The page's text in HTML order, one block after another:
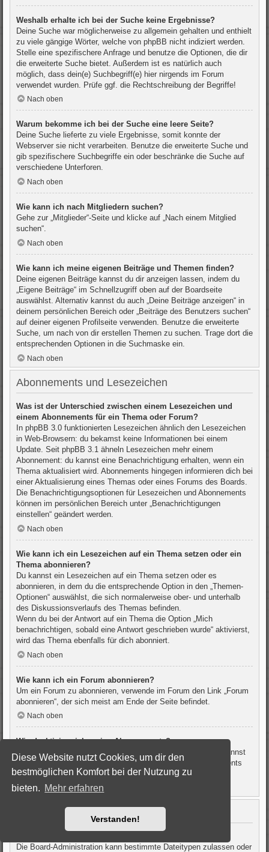
Diese Website nutzt Cookies, um dir den
bestmöglichen Komfort bei der Nutzung zu
bieten. Mehr erfahren
Verstanden!
Weshalb erhalte ich bei der Suche keine Ergebnisse?
Deine Suche war möglicherweise zu allgemein gehalten und enthielt
zu viele gängige Wörter, welche von phpBB nicht indiziert werden.
Stelle eine spezifischere Anfrage und benutze die Optionen, die dir
die erweiterte Suche bietet. Außerdem ist es natürlich auch
möglich, dass dein(e) Suchbegriff(e) hier nirgends im Forum
verwendet wurden. Prüfe ggf. die Rechtschreibung der Begriffe!
Nach oben
Warum bekomme ich bei der Suche eine leere Seite?
Deine Suche lieferte zu viele Ergebnisse, somit konnte der
Webserver sie nicht verarbeiten. Benutze die erweiterte Suche und
gib spezifischere Suchbegriffe ein oder beschränke die Suche auf
verschiedene Unterforen.
Nach oben
Wie kann ich nach Mitgliedern suchen?
Gehe zur „Mitglieder“-Seite und klicke auf „Nach einem Mitglied
suchen“.
Nach oben
Wie kann ich meine eigenen Beiträge und Themen finden?
Deine eigenen Beiträge kannst du dir anzeigen lassen, indem du
„Eigene Beiträge“ im Schnellzugriff oben auf der Boardseite
auswählst. Alternativ kannst du auch „Deine Beiträge anzeigen“ in
deinem persönlichen Bereich oder „Beiträge des Benutzers suchen“
auf deiner eigenen Profilseite verwenden. Benutze die erweiterte
Suche, um nach von dir erstellen Themen zu suchen. Trage dort die
entsprechenden Optionen in die Suchmaske ein.
Nach oben
Abonnements und Lesezeichen
Was ist der Unterschied zwischen einem Lesezeichen und
einem Abonnements für ein Thema oder Forum?
In phpBB 3.0 funktionierten Lesezeichen ähnlich den Lesezeichen
in Web-Browsern: du bekamst keine Informationen bei einem
Update. Seit phpBB 3.1 ähneln Lesezeichen mehr einem
Abonnement: du kannst eine Benachrichtigung erhalten, wenn ein
Thema aktualisiert wird. Abonnements hingegen informieren dich bei
einer Aktualisierung eines Themas oder eines Forums des Boards.
Die Benachrichtigungsoptionen für Lesezeichen und Abonnements
können im persönlichen Bereich unter „Benachrichtigungen
einstellen“ geändert werden.
Nach oben
Wie kann ich ein Lesezeichen auf ein Thema setzen oder ein
Thema abonnieren?
Du kannst ein Lesezeichen auf ein Thema setzen oder es
abonnieren, in dem du die entsprechende Option in den „Themen-
Optionen“ auswählst, die sich normalerweise ober- und unterhalb
des Diskussionsverlaufs des Themas befinden.
Wenn du bei der Antwort auf ein Thema die Option „Mich
benachrichtigen, sobald eine Antwort geschrieben wurde“ aktivierst,
wird das Thema ebenfalls für dich abonniert.
Nach oben
Wie kann ich ein Forum abonnieren?
Um ein Forum zu abonnieren, verwende im Forum den Link „Forum
abonnieren“, der sich meist am Ende der Seite befindet.
Nach oben
Wie deaktiviere ich meine Abonnements?
Wenn du mehrere Abonnements deaktivieren möchtest, so kannst
du dies im persönlichen Bereich unter „Einstieg“ – „Abonnements
verwalten“ machen.
Nach oben
Dateianhänge
Die Board-Administration kann bestimmte Dateitypen zulassen oder